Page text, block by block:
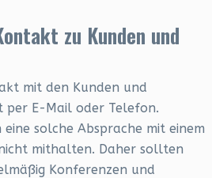
zu Kunden und
mit den Kunden und
E-Mail oder Telefon.
solche Absprache mit einem
mithalten. Daher sollten
Konferenzen und